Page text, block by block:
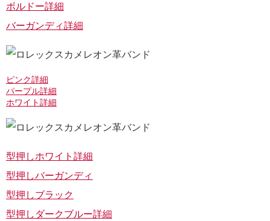
ボルドー詳細
バーガンディ詳細
ピンク詳細
パープル詳細
ホワイト詳細
型押しホワイト詳細
型押しバーガンディ
型押しブラック
型押しダークブルー詳細